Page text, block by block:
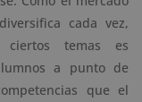
cada vez,
temas es
a punto de
que el